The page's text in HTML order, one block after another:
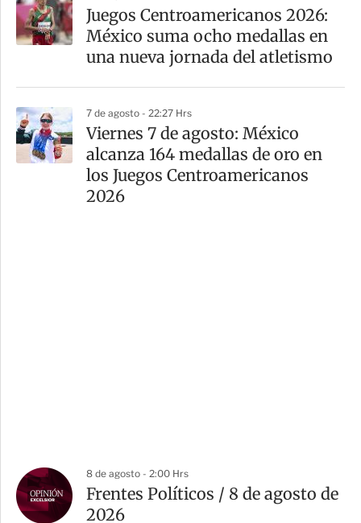
Juegos Centroamericanos 2026:
México suma ocho medallas en
una nueva jornada del atletismo
7 de agosto - 22:27 Hrs
Viernes 7 de agosto: México
alcanza 164 medallas de oro en
los Juegos Centroamericanos
2026
8 de agosto - 2:00 Hrs
Frentes Políticos / 8 de agosto de
2026